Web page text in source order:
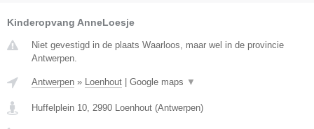
Kinderopvang AnneLoesje
Niet gevestigd in de plaats Waarloos, maar wel in de provincie
Antwerpen.
Antwerpen » Loenhout Google maps ▼
Huffelplein 10, 2990 Loenhout (Antwerpen)